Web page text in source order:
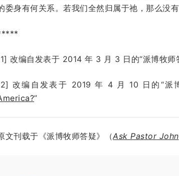
委身有何关系。若我们全然归属于祂，那么没
改编自发表于 2014 年 3 月 3 日 的“派博牧师
改编自发表于 2019 年 4 月 10 日 的“派
”
文刊载于《派博牧师答疑》（Ask Pastor John